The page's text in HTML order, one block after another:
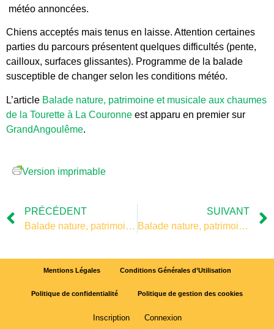
météo annoncées.
Chiens acceptés mais tenus en laisse. Attention certaines
parties du parcours présentent quelques difficultés (pente,
cailloux, surfaces glissantes). Programme de la balade
susceptible de changer selon les conditions météo.
L’article Balade nature, patrimoine et musicale aux chaumes
de la Tourette à La Couronne est apparu en premier sur
GrandAngoulême.
Version imprimable
PRÉCÉDENT
Balade nature, patrimoine et musicale aux chaumes de la Tourette à La Couronne
SUIVANT
Balade nature, patrimoine et musicale aux chaumes de la Tourette à La Couronne
Mentions Légales Conditions Générales d’Utilisation
Politique de confidentialité Politique de gestion des cookies
Inscription Connexion